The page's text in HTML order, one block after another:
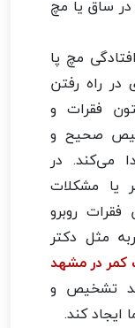
در ساق یا مچ
مچ پا
راه رفتن
فقرات و
صحیح و
می‌کند. در
یا مشکلات
روبرو
مثل دکتر
کمر در مشهد
تشخیص و
کند.